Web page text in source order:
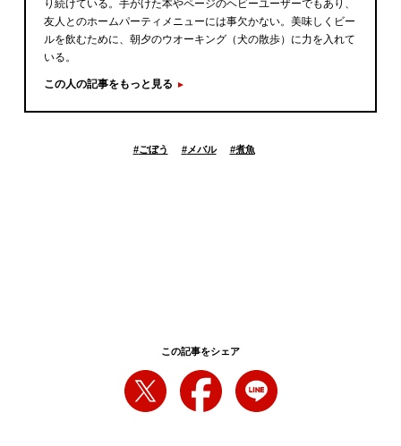
り続けている。手がけた本やページのヘビーユーザーでもあり、
友人とのホームパーティメニューには事欠かない。美味しくビー
ルを飲むために、朝夕のウオーキング（犬の散歩）に力を入れて
いる。
この人の記事をもっと見る
#ごぼう #メバル #煮魚
この記事をシェア